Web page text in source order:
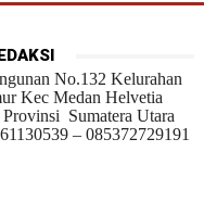
No.132 Kelurahan
Kec Medan Helvetia
Sumatera Utara
– 085372729191